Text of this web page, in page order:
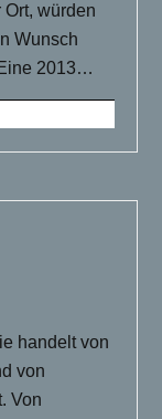
würden
Wunsch
2013…
handelt von
von
Von